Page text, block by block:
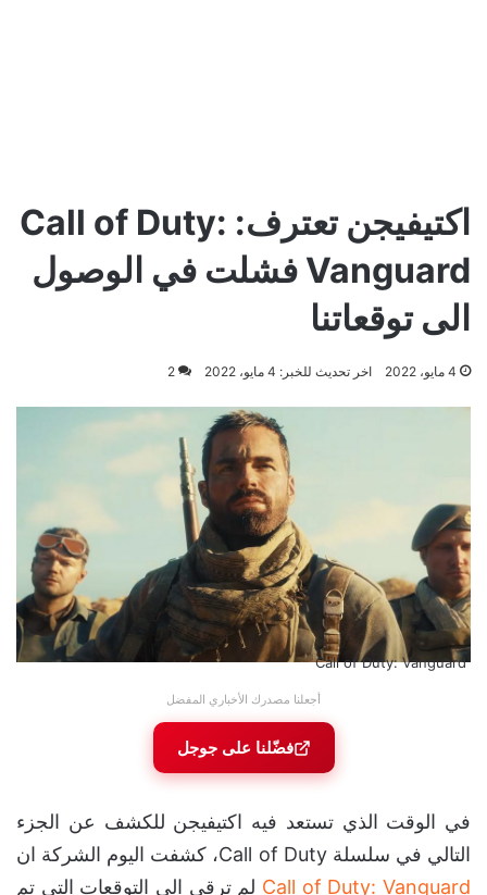
اكتيفيجن تعترف: Call of Duty:
Vanguard فشلت في الوصول
الى توقعاتنا
4 مايو، 2022 اخر تحديث للخبر: 4 مايو، 2022 2
Call of Duty: Vanguard
أجعلنا مصدرك الأخباري المفضل
فضّلنا على جوجل
في الوقت الذي تستعد فيه اكتيفيجن للكشف عن الجزء
التالي في سلسلة Call of Duty، كشفت اليوم الشركة ان
Call of Duty: Vanguard لم ترقى الى التوقعات التي تم